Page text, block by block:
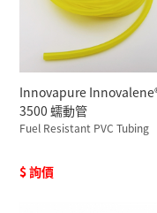
Innovapure
3500 蠕動管
Fuel Resistant PVC Tubing
$ 詢價